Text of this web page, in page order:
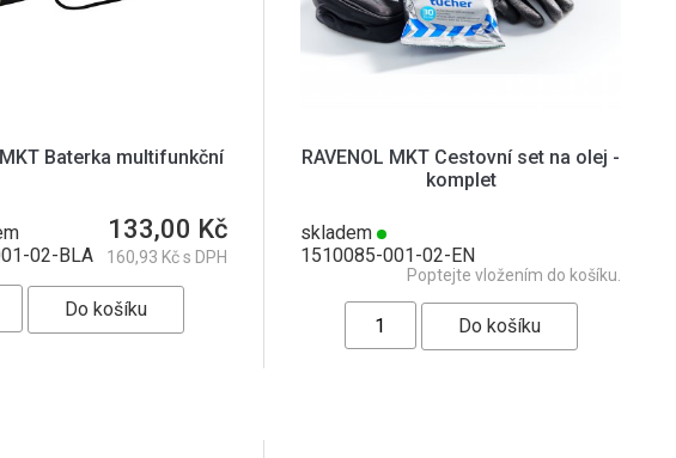
MKT Baterka multifunkční
02-BLA
133,00 Kč
160,93 Kč s DPH
RAVENOL MKT Cestovní set na olej -
komplet
skladem
1510085-001-02-EN
Poptejte vložením do košíku.